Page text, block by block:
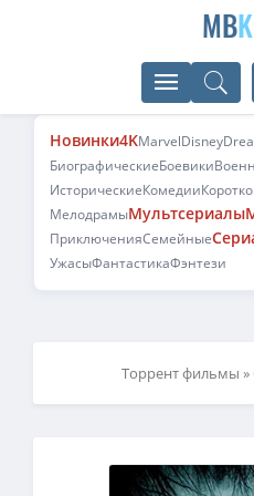
MB
Новинки4KMarvelDisney
БиографическиеБоевики
ИсторическиеКомедии
МелодрамыМультсериалы
ПриключенияСемейные
УжасыФантастикаФэнтези
Торрент фильмы »